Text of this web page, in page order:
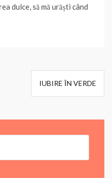
dulce, să mă urăști când
IUBIRE ÎN VERDE